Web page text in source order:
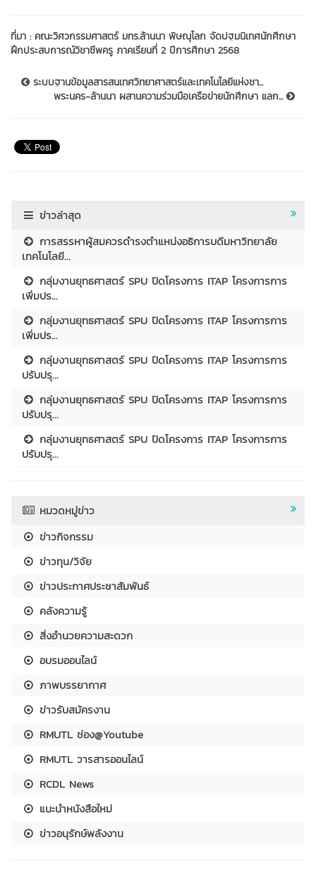
ที่มา : คณะวิศวกรรมศาสตร์ มทร.ล้านนา พิษณุโลก จัดปฐมนิเทศนักศึกษา
ฝึกประสบการณ์วิชาชีพครู ภาคเรียนที่ 2 ปีการศึกษา 2568
ระบบฐานข้อมูลสารสนเทศวิทยาศาสตร์และเทคโนโลยีแห่งชา...
พระนคร-ล้านนา ผสานความร่วมมือเครือข่ายนักศึกษา แลก...
ข่าวล่าสุด
การสรรหาผู้สมควรดำรงตำแหน่งอธิการบดีมหาวิทยาลัย
เทคโนโลยี...
กลุ่มงานยุทธศาสตร์ SPU ปิดโครงการ ITAP โครงการการ
เพิ่มปร...
กลุ่มงานยุทธศาสตร์ SPU ปิดโครงการ ITAP โครงการการ
เพิ่มปร...
กลุ่มงานยุทธศาสตร์ SPU ปิดโครงการ ITAP โครงการการ
ปรับปรุ...
กลุ่มงานยุทธศาสตร์ SPU ปิดโครงการ ITAP โครงการการ
ปรับปรุ...
กลุ่มงานยุทธศาสตร์ SPU ปิดโครงการ ITAP โครงการการ
ปรับปรุ...
หมวดหมู่ข่าว
ข่าวกิจกรรม
ข่าวทุน/วิจัย
ข่าวประกาศประชาสัมพันธ์
คลังความรู้
สิ่งอำนวยความสะดวก
อบรมออนไลน์
ภาพบรรยากาศ
ข่าวรับสมัครงาน
RMUTL ช่อง@Youtube
RMUTL วารสารออนไลน์
RCDL News
แนะนำหนังสือใหม่
ข่าวอนุรักษ์พลังงาน